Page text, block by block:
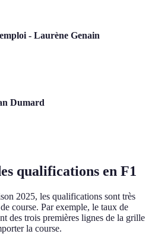
- Laurène Genain
Dumard
qualifications en F1
2025, les qualifications sont très
course. Par exemple, le taux de
des trois premières lignes de la grille
la course.